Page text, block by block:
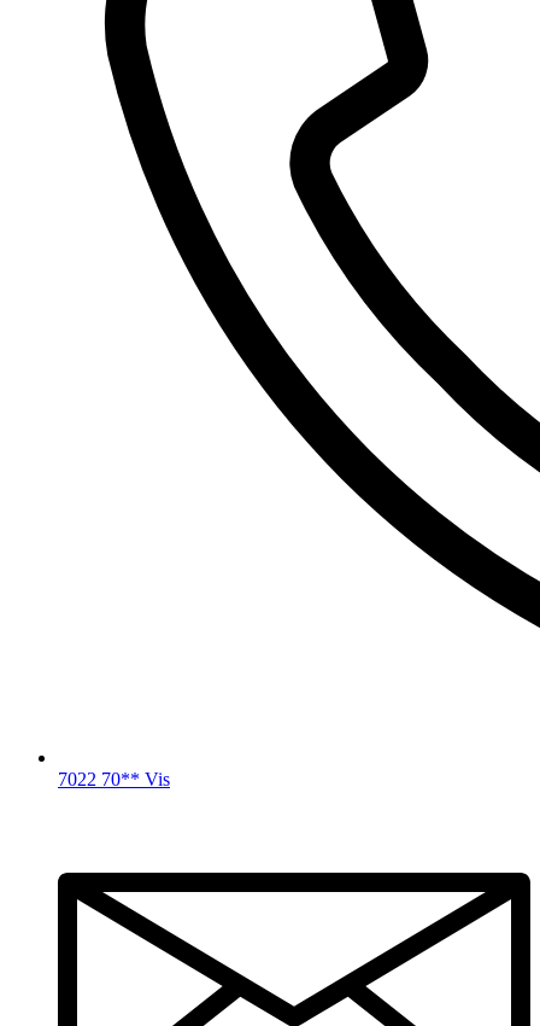
7022 70** Vis